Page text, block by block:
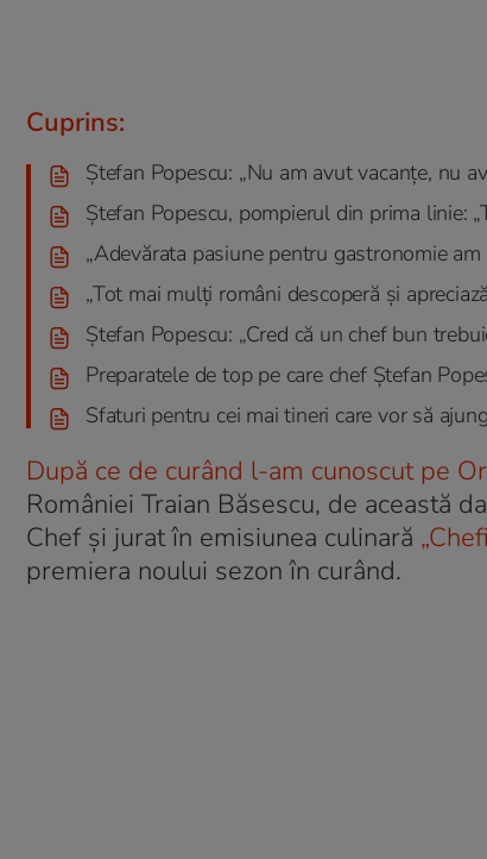
Cuprins:
Ștefan Popescu: „Nu am avut vacanțe, nu
Ștefan Popescu, pompierul din prima linie:
„Adevărata pasiune pentru gastronomie
„Tot mai mulți români descoperă și
Ștefan Popescu: „Cred că un chef bun
Preparatele de top pe care chef Ștefan
Sfaturi pentru cei mai tineri care vor să
După ce de curând l-am cunoscut pe
României Traian Băsescu, de această
Chef și jurat în emisiunea culinară
premiera noului sezon în curând.